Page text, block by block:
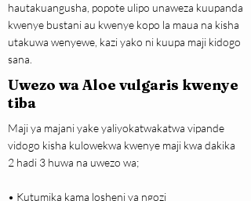
hautakuangusha, popote ulipo unaweza kuupanda
kwenye bustani au kwenye kopo la maua na kisha
utakuwa wenyewe, kazi yako ni kuupa maji kidogo
sana.
Uwezo wa Aloe vulgaris kwenye
tiba
Maji ya majani yake yaliyokatwakatwa vipande
vidogo kisha kulowekwa kwenye maji kwa dakika
2 hadi 3 huwa na uwezo wa;
• Kutumika kama losheni ya ngozi